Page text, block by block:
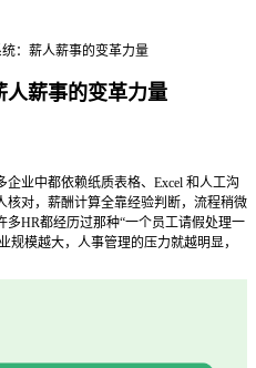
：薪人薪事的变革力量
人薪事的变革力量
业中都依赖纸质表格、Excel 和人工沟
对，薪酬计算全靠经验判断，流程稍微
HR都经历过那种“一个员工请假处理一
规模越大，人事管理的压力就越明显，